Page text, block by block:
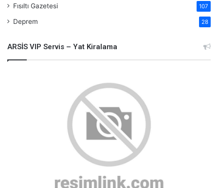
Fısıltı Gazetesi 107
Deprem 28
ARSİS VIP Servis – Yat Kiralama